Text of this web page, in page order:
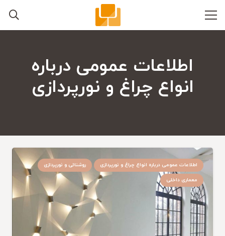
اطلاعات عمومی درباره
انواع چراغ و نورپردازی
اطلاعات عمومی درباره انواع چراغ و نورپردازی
روشنائی و نورپردازی
معماری داخلی